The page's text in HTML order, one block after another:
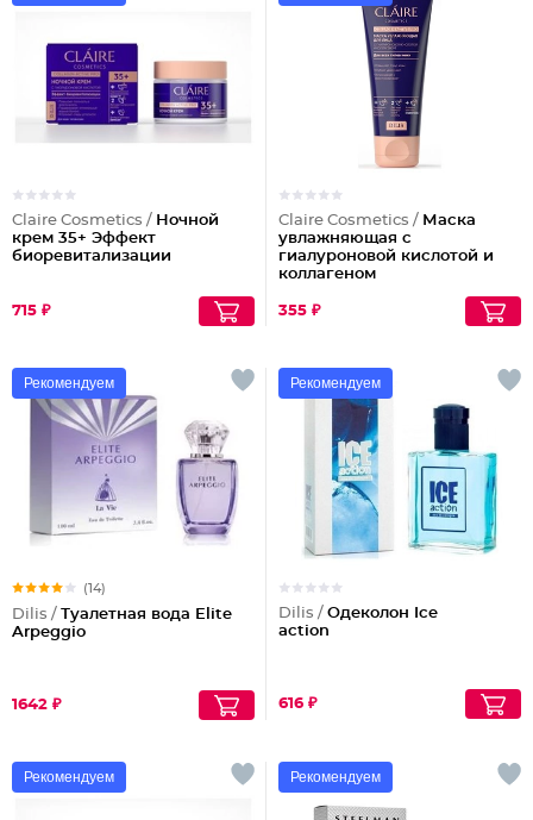
Claire Cosmetics / Ночной
крем 35+ Эффект
биоревитализации
715 ₽
Claire Cosmetics / Маска
увлажняющая с
гиалуроновой кислотой и
коллагеном
355 ₽
Рекомендуем
(14)
Dilis / Туалетная вода Elite
Arpeggio
1642 ₽
Рекомендуем
Dilis / Одеколон Ice
action
616 ₽
Рекомендуем Рекомендуем